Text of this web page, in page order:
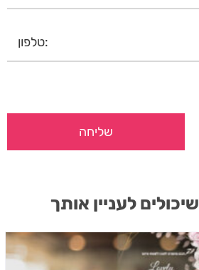
שיכולים לעניין אותך